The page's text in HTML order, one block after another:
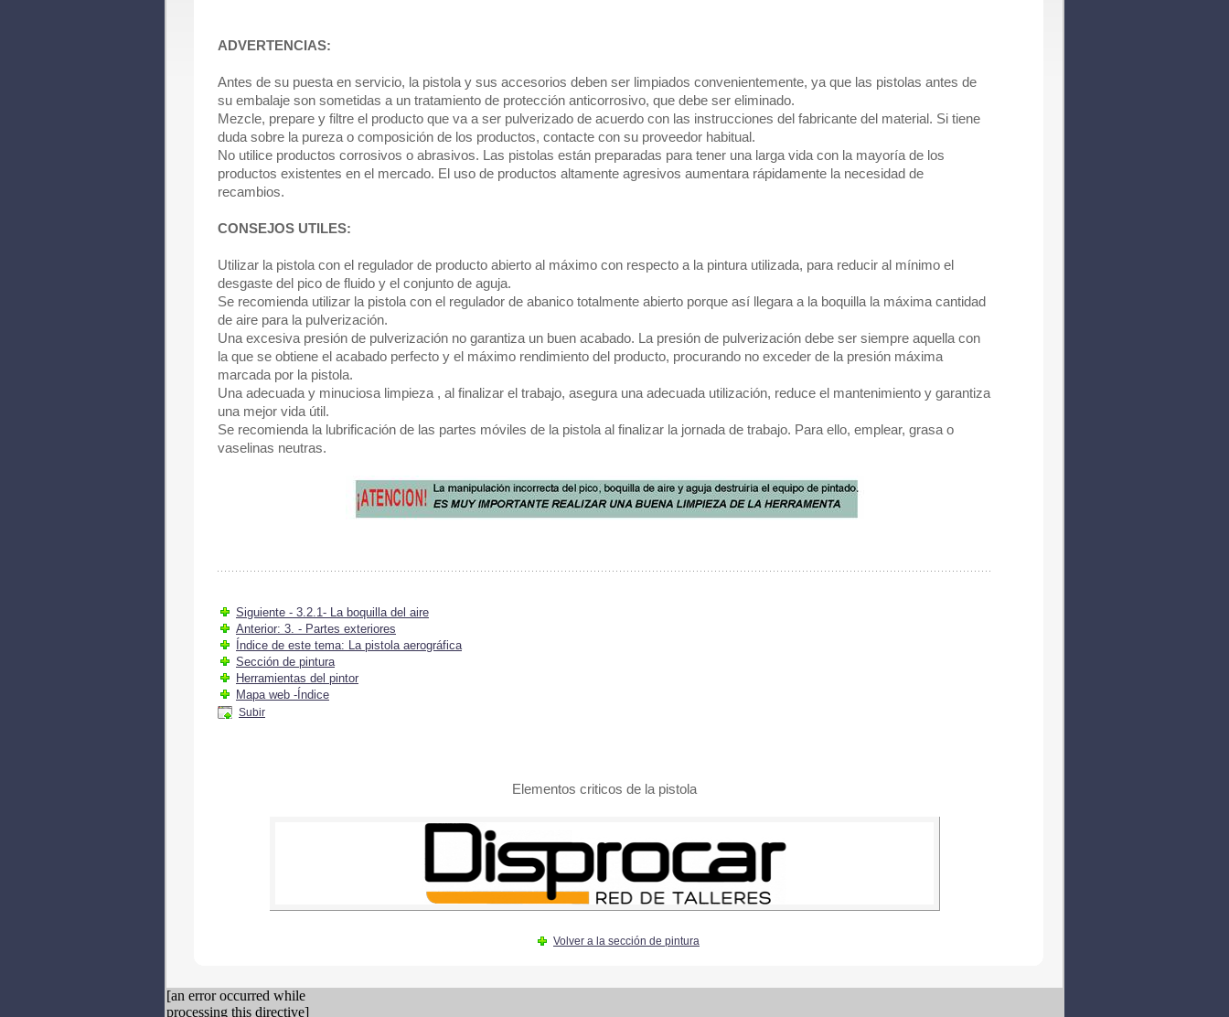
ADVERTENCIAS:
Antes de su puesta en servicio, la pistola y sus accesorios deben ser limpiados convenientemente, ya que las pistolas antes de
su embalaje son sometidas a un tratamiento de protección anticorrosivo, que debe ser eliminado.
Mezcle, prepare y filtre el producto que va a ser pulverizado de acuerdo con las instrucciones del fabricante del material. Si tiene
duda sobre la pureza o composición de los productos, contacte con su proveedor habitual.
No utilice productos corrosivos o abrasivos. Las pistolas están preparadas para tener una larga vida con la mayoría de los
productos existentes en el mercado. El uso de productos altamente agresivos aumentara rápidamente la necesidad de
recambios.
CONSEJOS UTILES:
Utilizar la pistola con el regulador de producto abierto al máximo con respecto a la pintura utilizada, para reducir al mínimo el
desgaste del pico de fluido y el conjunto de aguja.
Se recomienda utilizar la pistola con el regulador de abanico totalmente abierto porque así llegara a la boquilla la máxima cantidad
de aire para la pulverización.
Una excesiva presión de pulverización no garantiza un buen acabado. La presión de pulverización debe ser siempre aquella con
la que se obtiene el acabado perfecto y el máximo rendimiento del producto, procurando no exceder de la presión máxima
marcada por la pistola.
Una adecuada y minuciosa limpieza , al finalizar el trabajo, asegura una adecuada utilización, reduce el mantenimiento y garantiza
una mejor vida útil.
Se recomienda la lubrificación de las partes móviles de la pistola al finalizar la jornada de trabajo. Para ello, emplear, grasa o
vaselinas neutras.
Siguiente - 3.2.1- La boquilla del aire
Anterior: 3. - Partes exteriores
Índice de este tema: La pistola aerográfica
Sección de pintura
Herramientas del pintor
Mapa web -Índice
Subir
Elementos criticos de la pistola
Volver a la sección de pintura